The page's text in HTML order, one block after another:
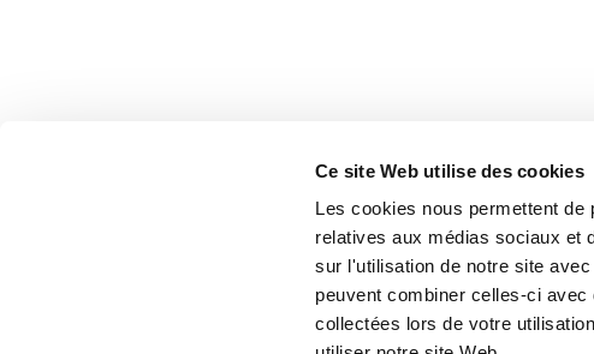
Ce site Web utilise des cookies
Les cookies nous permettent de
relatives aux médias sociaux et
sur l'utilisation de notre site
peuvent combiner celles-ci
collectées lors de votre